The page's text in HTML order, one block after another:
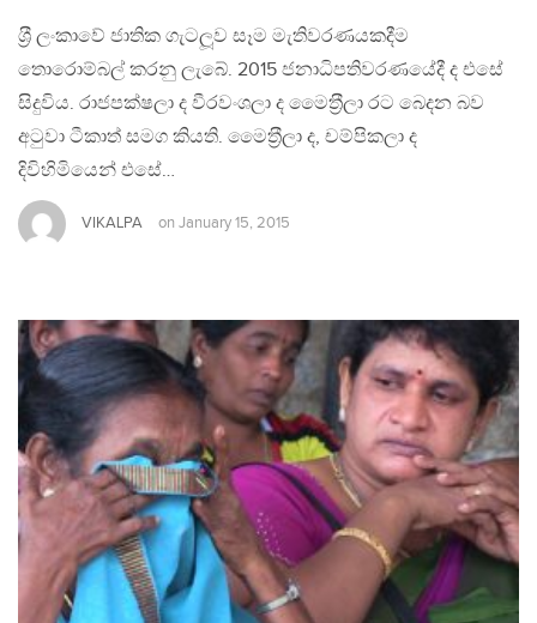
ශ‍්‍රී ලංකාවේ ජාතික ගැටලූව සෑම මැතිවරණයකදීම
තොරොම්බල් කරනු ලැබේ. 2015 ජනාධිපතිවරණයේදී ද එසේ
සිදුවිය. රාජපක්ෂලා ද වීරවංශලා ද මෛත‍්‍රීලා රට බෙදන බව
අටුවා ටීකාත් සමග කියති. මෛත‍්‍රීලා ද, චම්පිකලා ද
දිවිහිමියෙන් එසේ…
VIKALPA on January 15, 2015